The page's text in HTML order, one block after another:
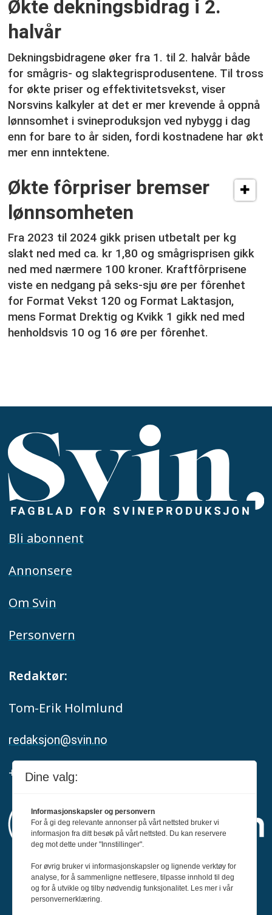
Økte dekningsbidrag i 2.
halvår
Dekningsbidragene øker fra 1. til 2. halvår både
for smågris- og slaktegrisprodusentene. Til tross
for økte priser og effektivitetsvekst, viser
Norsvins kalkyler at det er mer krevende å oppnå
lønnsomhet i svineproduksjon ved nybygg i dag
enn for bare to år siden, fordi kostnadene har økt
mer enn inntektene.
Økte fôrpriser bremser
lønnsomheten
Fra 2023 til 2024 gikk prisen utbetalt per kg
slakt ned med ca. kr 1,80 og smågrisprisen gikk
ned med nærmere 100 kroner. Kraftfôrprisene
viste en nedgang på seks-sju øre per fôrenhet
for Format Vekst 120 og Format Laktasjon,
mens Format Drektig og Kvikk 1 gikk ned med
henholdsvis 10 og 16 øre per fôrenhet.
Bli abonnent
Annonsere
Om Svin
Personvern
Redaktør:
Tom-Erik Holmlund
redaksjon@svin.no
+47 916 68 668
Svin er medlem av Fagpressen og
arbeider etter Redaktørplakaten og Vær
Dine valg:
Informasjonskapsler og personvern
For å gi deg relevante annonser på vårt nettsted bruker vi
informasjon fra ditt besøk på vårt nettsted. Du kan reservere
deg mot dette under "Innstillinger".
For øvrig bruker vi informasjonskapsler og lignende verktøy for
analyse, for å sammenligne nettlesere, tilpasse innhold til deg
og for å utvikle og tilby nødvendig funksjonalitet. Les mer i vår
personvernerklæring.